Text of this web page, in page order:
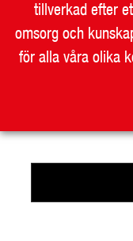
tillverkad efter
omsorg och
för alla våra olika